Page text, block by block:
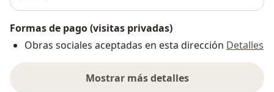
Formas de pago (visitas privadas)
Obras sociales aceptadas en esta dirección Detalles
Mostrar más detalles
sobre la dirección